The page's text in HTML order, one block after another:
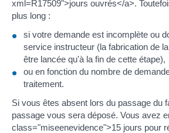
xml=R17509">jours ouvrés</a>.
plus long :
si votre demande est incomplète ou
service instructeur (la fabrication de
être lancée qu'à la fin de cette étape),
ou en fonction du nombre de
traitement.
Si vous êtes absent lors du passage du
passage vous sera déposé. Vous avez
class="miseenevidence">15 jours pour